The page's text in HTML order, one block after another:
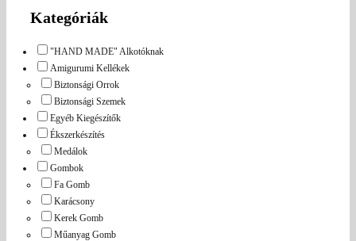
Kategóriák
"HAND MADE" Alkotóknak
Amigurumi Kellékek
Biztonsági Orrok
Biztonsági Szemek
Egyéb Kiegészítők
Ékszerkészítés
Medálok
Gombok
Fa Gomb
Karácsony
Kerek Gomb
Műanyag Gomb